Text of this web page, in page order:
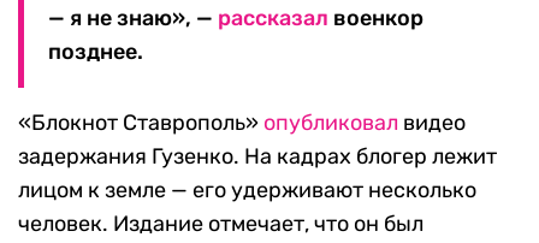
— я не знаю», — рассказал военкор
позднее.
«Блокнот Ставрополь» опубликовал видео
задержания Гузенко. На кадрах блогер лежит
лицом к земле — его удерживают несколько
человек. Издание отмечает, что он был